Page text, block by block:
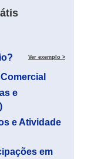
Ver exemplo >
e
e Atividade
em